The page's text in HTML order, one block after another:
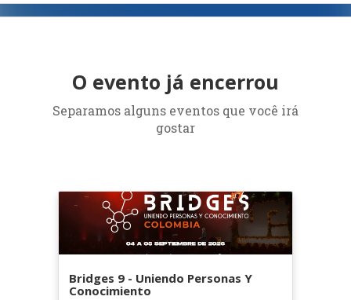
O evento já encerrou
Separamos alguns eventos que você irá
gostar
Bridges 9 - Uniendo Personas Y
Conocimiento